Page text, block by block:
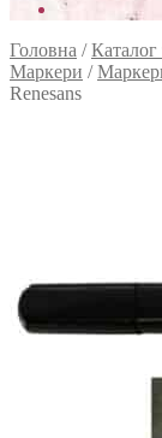
Головна /Каталог
Маркери /
Renesans